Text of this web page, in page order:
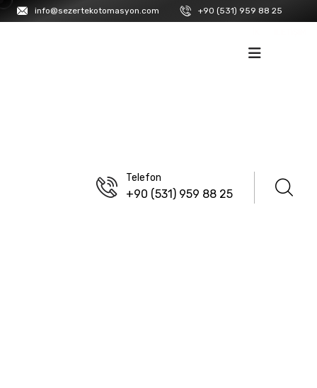
info@sezertekotomasyon.com +90 (531) 959 88 25
Telefon
+90 (531) 959 88 25